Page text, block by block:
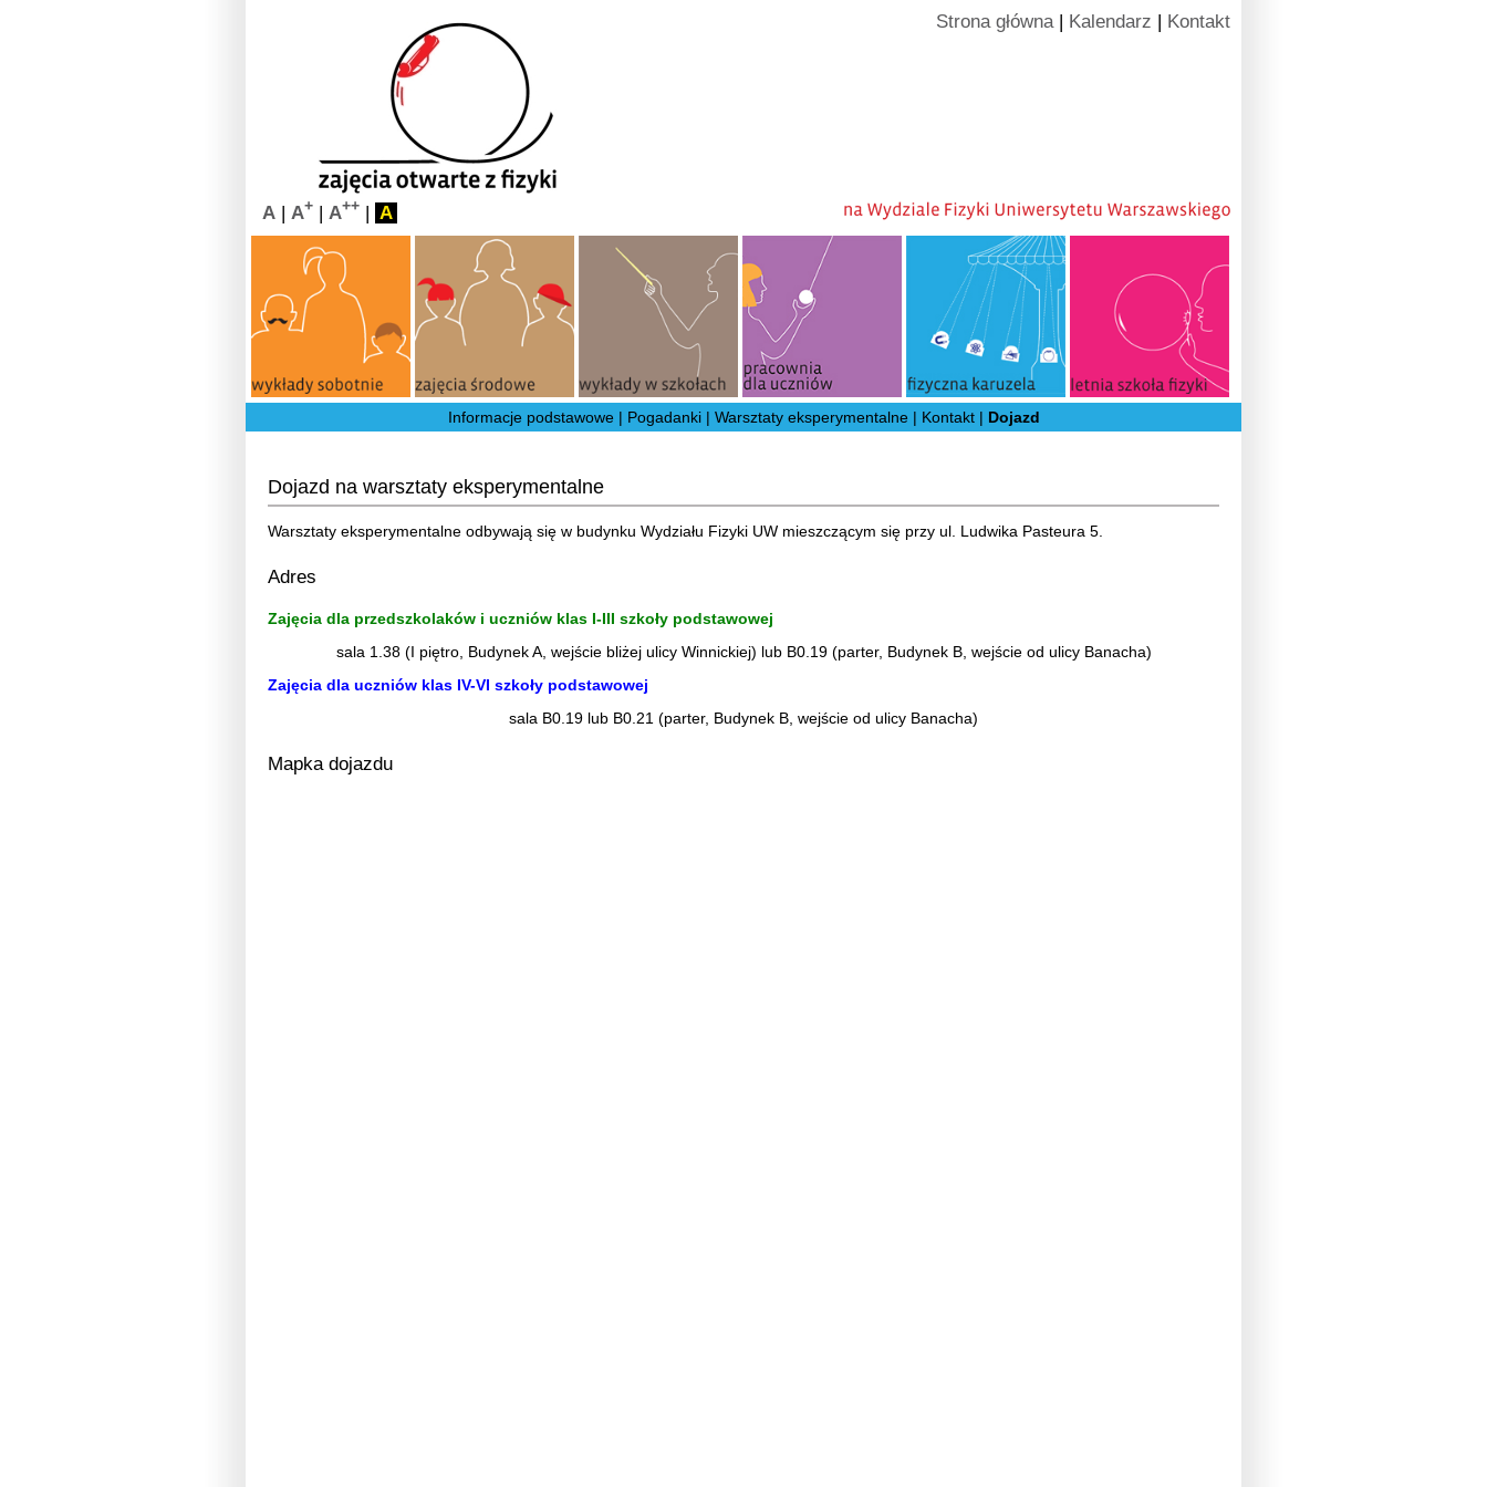
Strona główna| Kalendarz | Kontakt
A | A+ | A++ | A
Informacje podstawowe| Pogadanki| Warsztaty eksperymentalne| Kontakt| Dojazd
Dojazd na warsztaty eksperymentalne
Warsztaty eksperymentalne odbywają się w budynku Wydziału Fizyki UW mieszczącym się przy ul. Ludwika Pasteura 5.
Adres
Zajęcia dla przedszkolaków i uczniów klas I-III szkoły podstawowej
sala 1.38 (I piętro, Budynek A, wejście bliżej ulicy Winnickiej) lub B0.19 (parter, Budynek B, wejście od ulicy Banacha)
Zajęcia dla uczniów klas IV-VI szkoły podstawowej
sala B0.19 lub B0.21 (parter, Budynek B, wejście od ulicy Banacha)
Mapka dojazdu